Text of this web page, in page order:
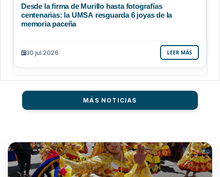
Desde la firma de Murillo hasta fotografías
centenarias: la UMSA resguarda 6 joyas de la
memoria paceña
30 jul 2026 LEER MÁS
MÁS NOTICIAS